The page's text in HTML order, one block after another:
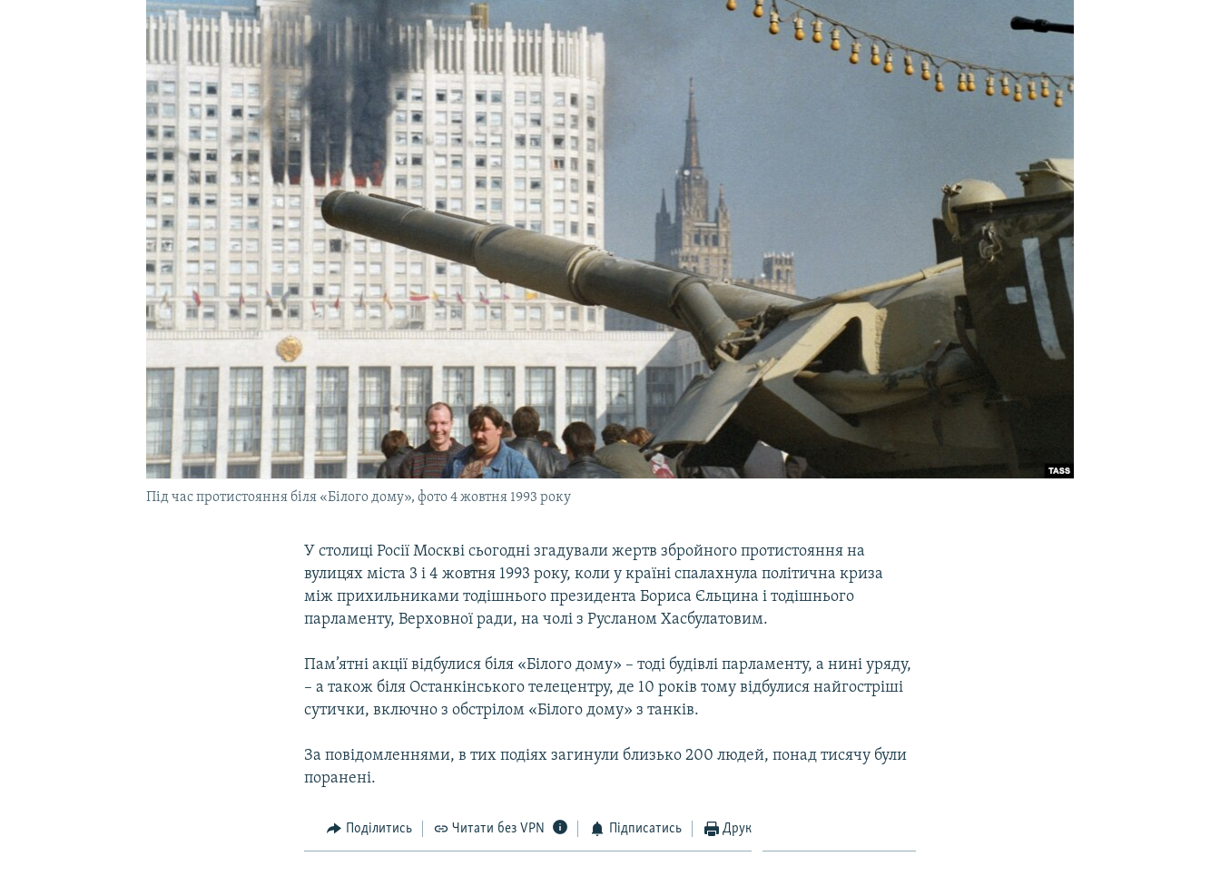
Під час протистояння біля «Білого дому», фото 4 жовтня 1993 року
У столиці Росії Москві сьогодні згадували жертв збройного протистояння на
вулицях міста 3 і 4 жовтня 1993 року, коли у країні спалахнула політична криза
між прихильниками тодішнього президента Бориса Єльцина і тодішнього
парламенту, Верховної ради, на чолі з Русланом Хасбулатовим.
Пам’ятні акції відбулися біля «Білого дому» – тоді будівлі парламенту, а нині уряду,
– а також біля Останкінського телецентру, де 10 років тому відбулися найгостріші
сутички, включно з обстрілом «Білого дому» з танків.
За повідомленнями, в тих подіях загинули близько 200 людей, понад тисячу були
поранені.
Поділитись Читати без VPN Підписатись Друк